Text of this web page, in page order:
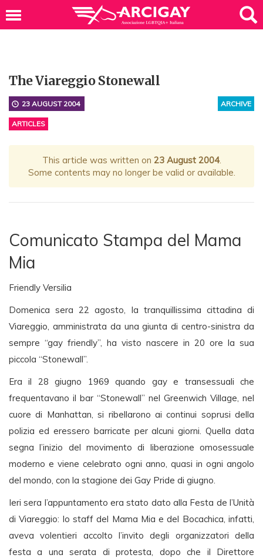
The Viareggio Stonewall
ARCHIVE
23 AUGUST 2004
ARTICLES
This article was written on 23 August 2004.
Some contents may no longer be valid or available.
Comunicato Stampa del Mama
Mia
Friendly Versilia
Domenica sera 22 agosto, la tranquillissima cittadina di
Viareggio, amministrata da una giunta di centro-sinistra da
sempre “gay friendly”, ha visto nascere in 20 ore la sua
piccola “Stonewall”.
Era il 28 giugno 1969 quando gay e transessuali che
frequentavano il bar “Stonewall” nel Greenwich Village, nel
cuore di Manhattan, si ribellarono ai continui soprusi della
polizia ed eressero barricate per alcuni giorni. Quella data
segna l’inizio del movimento di liberazione omosessuale
moderno e viene celebrato ogni anno, quasi in ogni angolo
del mondo, con la stagione dei Gay Pride di giugno.
Ieri sera l’appuntamento era stato dato alla Festa de l’Unità
di Viareggio: lo staff del Mama Mia e del Bocachica, infatti,
aveva volentieri accolto l’invito degli organizzatori della
festa a una serata di protesta, dopo che il Direttore